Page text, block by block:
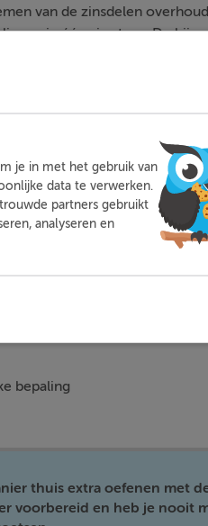
van de zinsdelen
in één zin staan. De
bepaling van:
optreden.
in een zin dus goed
Waarmee?
geven?
bepaling
thuis extra oefenen met
voorbereid en heb je nooit
je in met het gebruik van
data te verwerken.
partners gebruikt
analyseren en